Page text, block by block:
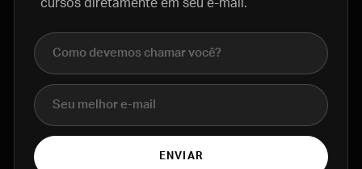
cursos diretamente em seu e-mail.
Nome completo
E-mail
ENVIAR